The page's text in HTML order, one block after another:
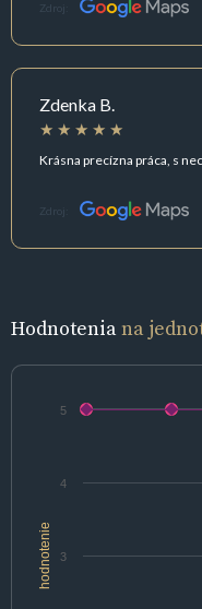
Zdroj:
Zdenka B.
Krásna precízna práca, s
Zdroj:
Hodnoteniana
hodnotenie 3
4
5